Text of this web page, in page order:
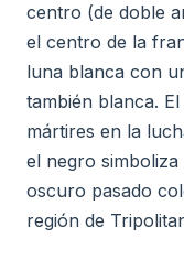
centro (de doble
el centro de la
luna blanca con
también blanca.
mártires en la
el negro
oscuro pasado
región de